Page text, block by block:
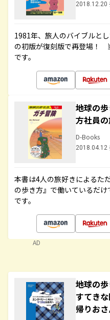
2018.12.20
1981年、旅人のバイブルと
の初版が復刻版で再登場！
です。
地球の
方社員
D-Books
2018.04.12
本書は4人の旅好きによるた
の歩き方』で働いているだ
です。
AD
地球の
すてき
帰りお